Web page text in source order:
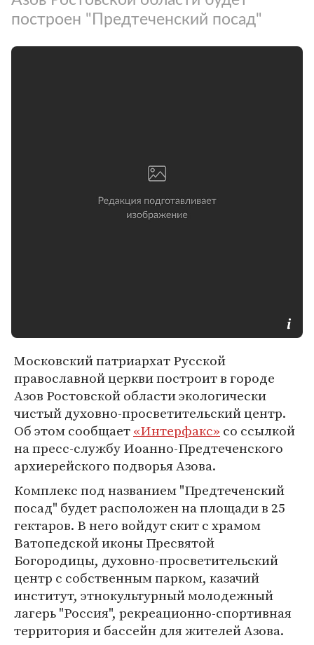
построен "Предтеченский посад"
Московский патриархат Русской
православной церкви построит в городе
Азов Ростовской области экологически
чистый духовно-просветительский центр.
Об этом сообщает«Интерфакс» со ссылкой
на пресс-службу Иоанно-Предтеченского
архиерейского подворья Азова.
Комплекс под названием "Предтеченский
посад" будет расположен на площади в 25
гектаров. В него войдут скит с храмом
Ватопедской иконы Пресвятой
Богородицы, духовно-просветительский
центр с собственным парком, казачий
институт, этнокультурный молодежный
лагерь "Россия", рекреационно-спортивная
территория и бассейн для жителей Азова.